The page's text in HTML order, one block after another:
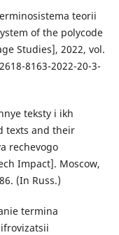
teorii
of the polycode
Studies], 2022, vol.
8163-2022-20-3-
teksty i ikh
texts and their
rechevogo
Impact]. Moscow,
(In Russ.)
termina